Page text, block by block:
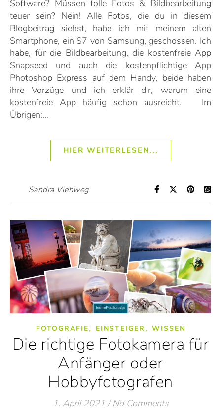
Software? Müssen tolle Fotos & Bildbearbeitung
teuer sein? Nein! Alle Fotos, die du in diesem
Blogbeitrag siehst, habe ich mit meinem alten
Smartphone, ein S7 von Samsung, geschossen. Ich
habe, für die Bildbearbeitung, die kostenfreie App
Snapseed und auch die kostenpflichtige App
Photoshop Express auf dem Handy, beide haben
ihre Vorzüge und ich erklär dir, warum eine
kostenfreie App häufig schon ausreicht. Im
Übrigen:…
HIER WEITERLESEN...
Sandra Viehweg
FOTOGRAFIE, EINSTEIGER , WISSEN
Die richtige Fotokamera für
Anfänger oder
Hobbyfotografen
1. April 2021 / No Comments